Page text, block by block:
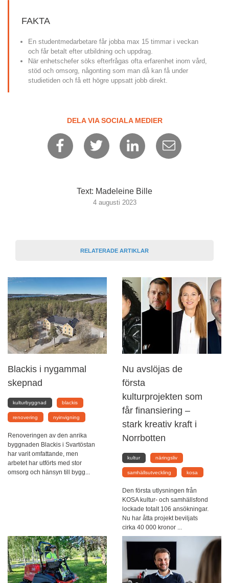
FAKTA
En studentmedarbetare får jobba max 15 timmar i veckan
och får betalt efter utbildning och uppdrag.
När enhetschefer söks efterfrågas ofta erfarenhet inom vård,
stöd och omsorg, någonting som man då kan få under
studietiden och få ett högre uppsatt jobb direkt.
DELA VIA SOCIALA MEDIER
Text: Madeleine Bille
4 augusti 2023
RELATERADE ARTIKLAR
Blackis i nygammal
skepnad
kulturbyggnad blackis
renovering nyinvigning
Renoveringen av den anrika
byggnaden Blackis i Svartöstan
har varit omfattande, men
arbetet har utförts med stor
omsorg och hänsyn till bygg...
Nu avslöjas de
första
kulturprojekten som
får finansiering –
stark kreativ kraft i
Norrbotten
kultur näringsliv
samhällsutveckling kosa
Den första utlysningen från
KOSA kultur- och samhällsfond
lockade totalt 106 ansökningar.
Nu har åtta projekt beviljats
cirka 40 000 kronor ...